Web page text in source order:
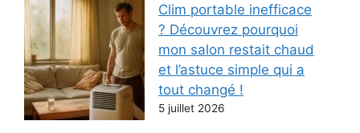
Clim portable inefficace
? Découvrez pourquoi
mon salon restait chaud
et l’astuce simple qui a
tout changé !
5 juillet 2026